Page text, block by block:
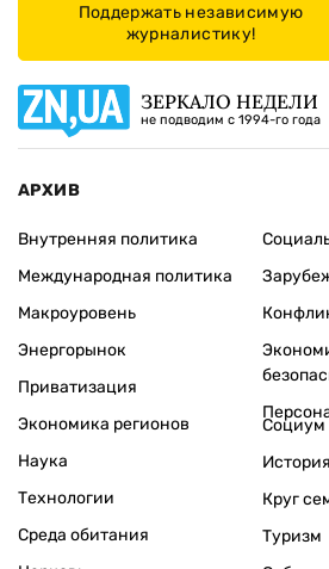
Поддержать независимую
журналистику!
ЗЕРКАЛО НЕДЕЛИ
не подводим с 1994-го года
АРХИВ
Внутренняя политика
Международная политика
Макроуровень
Энергорынок
Приватизация
Экономика регионов
Наука
Технологии
Среда обитания
Социум
История
Круг
Туризм